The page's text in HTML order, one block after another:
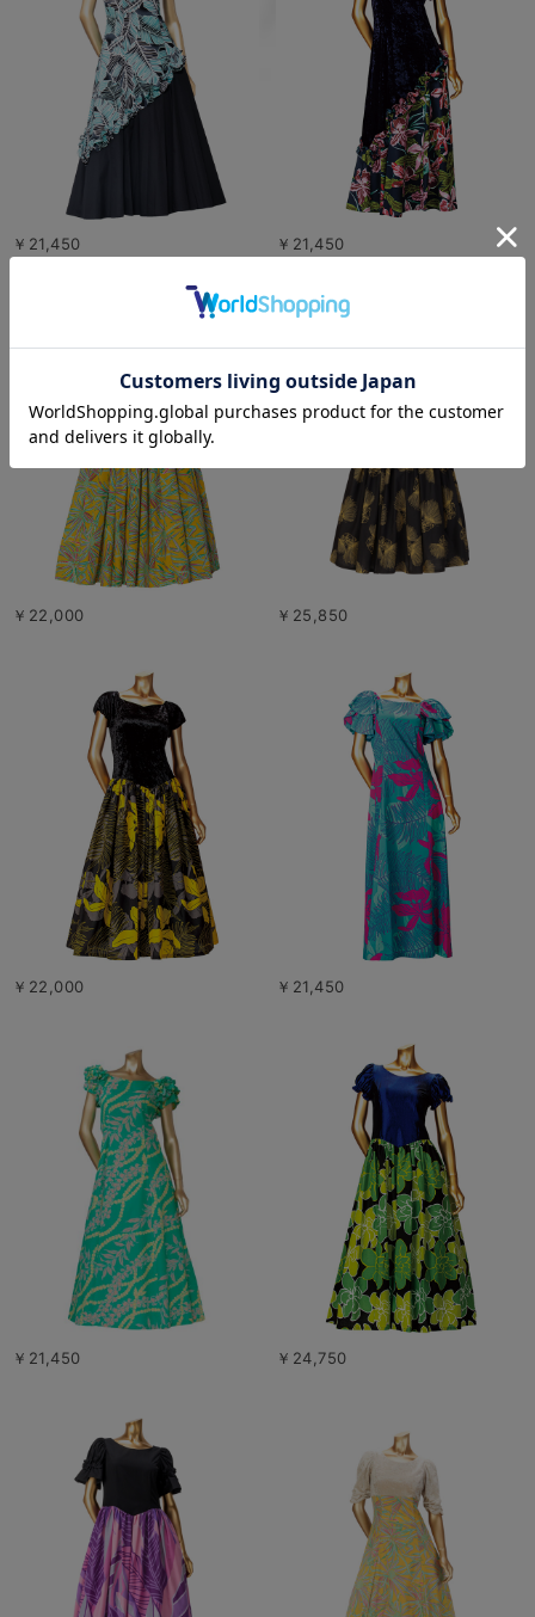
￥21,450 ￥21,450
￥22,000 ￥25,850
￥22,000 ￥21,450
￥21,450 ￥24,750